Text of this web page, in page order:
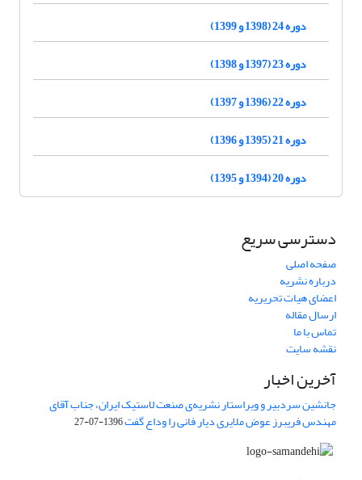
دوره 24 (1398 و 1399)
دوره 23 (1397 و 1398)
دوره 22 (1396 و 1397)
دوره 21 (1395 و 1396)
دوره 20 (1394 و 1395)
دسترسی سریع
صفحه اصلی
درباره نشریه
اعضای هیات تحریریه
ارسال مقاله
تماس با ما
نقشه سایت
آخرین اخبار
جانشین سردبیر و ویراستار نشریه‌ی صنعت لاستیک ایران، جناب آقای
مهندس فریبرز عوض ملایری دیار فانی را وداع گفت1396-07-27